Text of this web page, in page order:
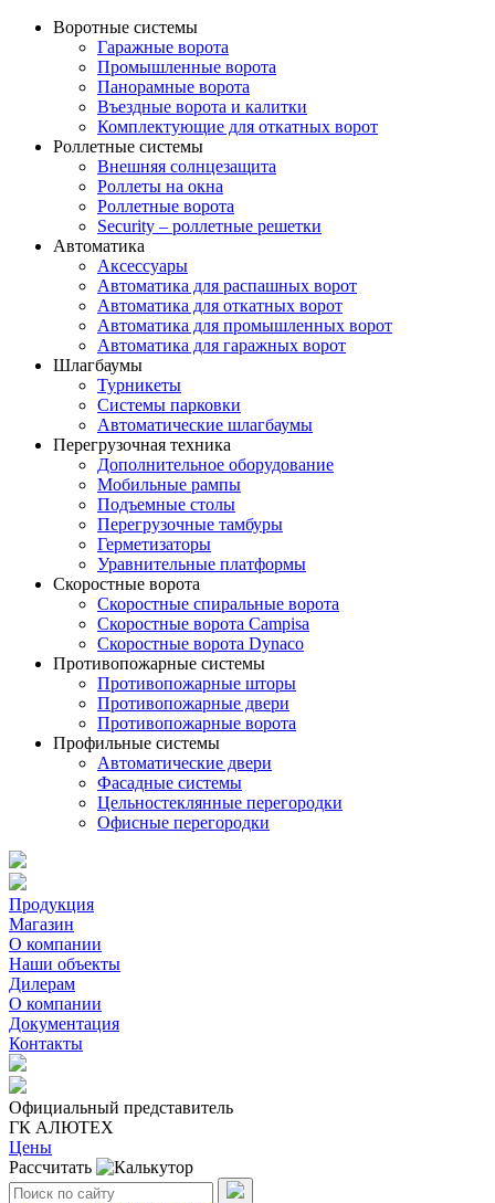
Воротные системы
Гаражные ворота
Промышленные ворота
Панорамные ворота
Въездные ворота и калитки
Комплектующие для откатных ворот
Роллетные системы
Внешняя солнцезащита
Роллеты на окна
Роллетные ворота
Security – роллетные решетки
Автоматика
Аксессуары
Автоматика для распашных ворот
Автоматика для откатных ворот
Автоматика для промышленных ворот
Автоматика для гаражных ворот
Шлагбаумы
Турникеты
Системы парковки
Автоматические шлагбаумы
Перегрузочная техника
Дополнительное оборудование
Мобильные рампы
Подъемные столы
Перегрузочные тамбуры
Герметизаторы
Уравнительные платформы
Скоростные ворота
Скоростные спиральные ворота
Скоростные ворота Campisa
Скоростные ворота Dynaco
Противопожарные системы
Противопожарные шторы
Противопожарные двери
Противопожарные ворота
Профильные системы
Автоматические двери
Фасадные системы
Цельностеклянные перегородки
Офисные перегородки
Продукция
Магазин
О компании
Наши объекты
Дилерам
О компании
Документация
Контакты
Официальный представитель
ГК АЛЮТЕХ
Цены
Рассчитать
Поиск: